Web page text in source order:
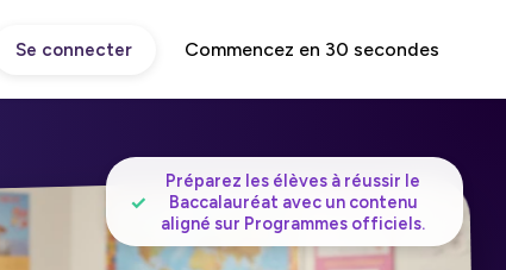
Se connecter Commencez en 30 secondes
✓
Préparez les élèves à réussir le
Baccalauréat avec un contenu
aligné sur Programmes officiels.